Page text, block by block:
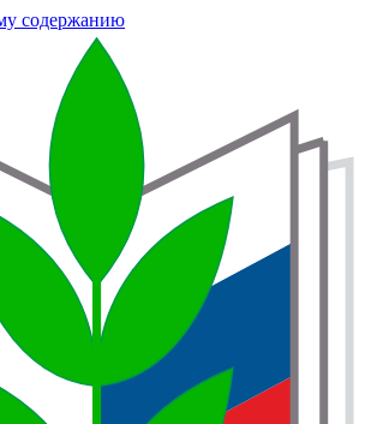
содержанию